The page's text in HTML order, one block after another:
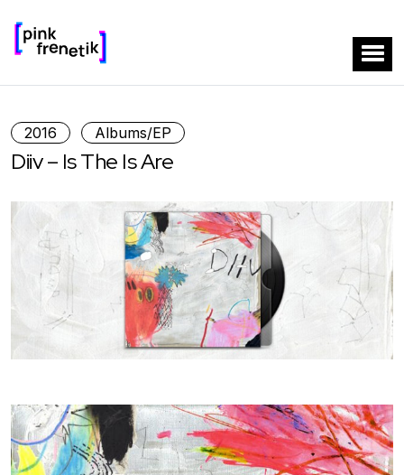
2016 Albums/EP
Diiv – Is The Is Are